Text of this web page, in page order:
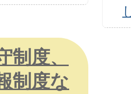
制度、
制度な